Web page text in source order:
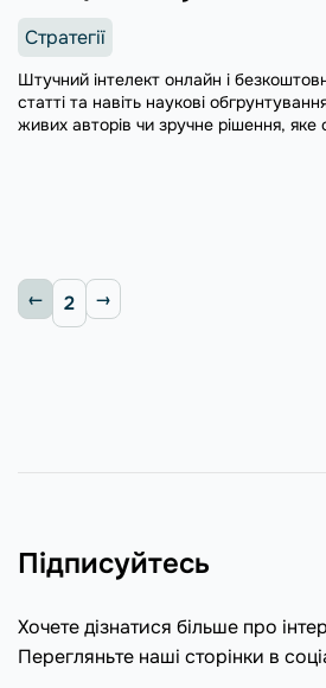
Стратегії
Штучний інтелект онлайн і
статті та навіть наукові
живих авторів чи зручне рішення,
2
Підписуйтесь
Хочете дізнатися більше про
Перегляньте наші сторінки в